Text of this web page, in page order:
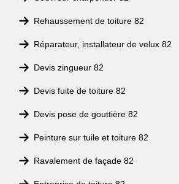
Rehaussement de toiture 82
Réparateur, installateur de velux 82
Devis zingueur 82
Devis fuite de toiture 82
Devis pose de gouttière 82
Peinture sur tuile et toiture 82
Ravalement de façade 82